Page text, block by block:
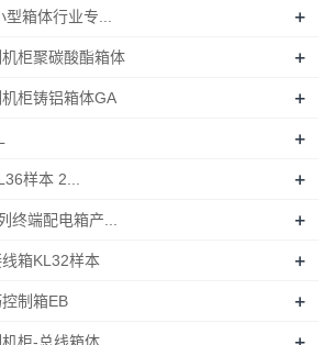
箱体行业专... +
柜聚碳酸酯箱体 +
柜铸铝箱体GA +
+
样本 2... +
终端配电箱产... +
箱KL32样本 +
制箱EB +